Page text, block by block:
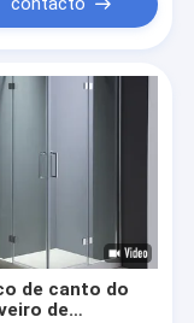
de canto do
de